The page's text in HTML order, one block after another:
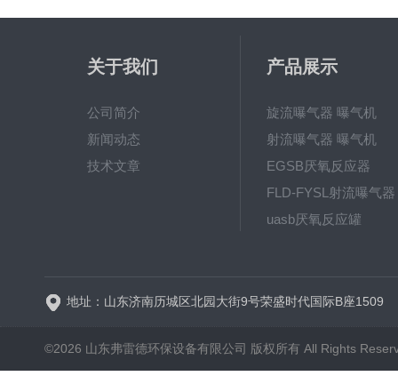
关于我们
公司简介
新闻动态
技术文章
产品展示
旋流曝气器 曝气机
射流曝气器 曝气机
EGSB厌氧反应器
FLD-FYSL射流曝气器
uasb厌氧反应罐
地址：山东济南历城区北园大街9号荣盛时代国际B座1509
©2026 山东弗雷德环保设备有限公司 版权所有 All Rights